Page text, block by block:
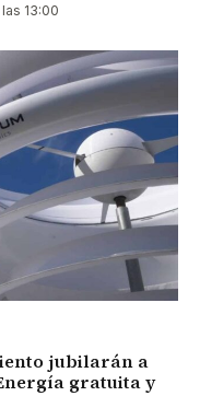
13:00
jubilarán a
gratuita y